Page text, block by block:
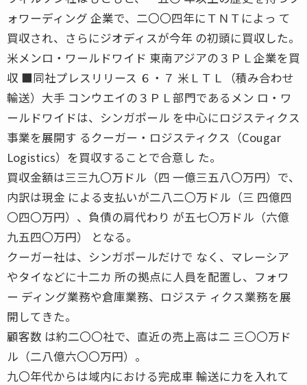
ォワーディング 企業で、二〇〇四年にＴＮＴによっ て
買収され、さらにジオディスが今年 の初頭に買収した。
米メンロ・ワールドワイド 東南アジアの３ＰＬ企業を買
収 ■同社プレスリリース ６・７ 米ＬＴＬ（積み合わせ
輸送）大手 コンウエイの３ＰＬ部門であるメン ロ・ワ
ールドワイドは、シンガポール を中心にロジスティクス
事業を展開す るクーガー・ロジスティクス（Cougar
Logistics）を買収することで合意し た。
買収金額は三三九〇万ドル（四 一億三五八〇万円）で、
内訳は現金 による支払いが二八二〇万ドル（三 四億四
〇四〇万円）、負債の肩代わり が五七〇万ドル（六億
九五四〇万円） となる。
クーガー社は、シンガポールだけで なく、マレーシア
やタイなどに十二カ 所の拠点に人員を配置し、フォワ
ー ディング業務や倉庫業務、ロジステ ィクス業務を展
開してきた。
顧客数 は約二〇〇社で、直近の売上高は二 三〇〇万ド
ル（二八億六〇〇万円）。
九〇年代からは域内における完成車 輸送に力を入れて